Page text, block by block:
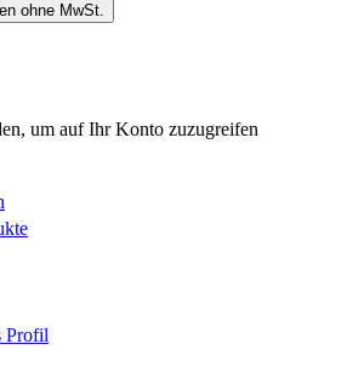
ohne MwSt.
um auf Ihr Konto zuzugreifen
Profil